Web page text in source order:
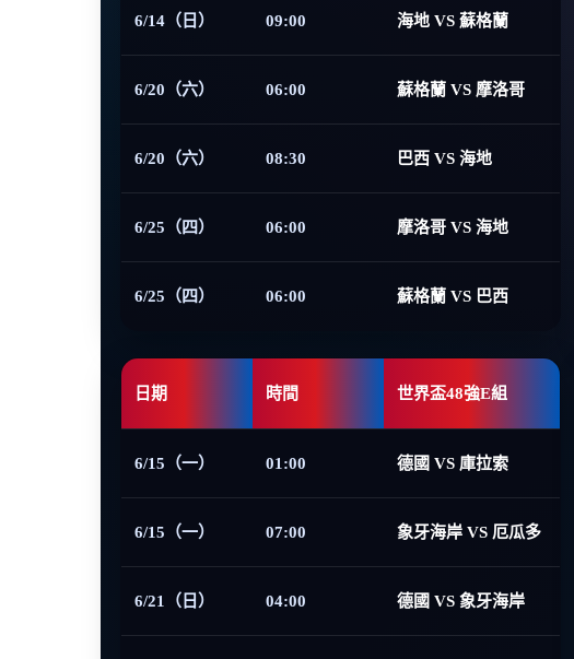
6/14（日） 09:00 海地 VS 蘇格蘭
6/20（六） 06:00 蘇格蘭 VS 摩洛哥
6/20（六） 08:30 巴西 VS 海地
6/25（四） 06:00 摩洛哥 VS 海地
6/25（四） 06:00 蘇格蘭 VS 巴西
日期 時間 世界盃48強E組
6/15（一） 01:00 德國 VS 庫拉索
6/15（一） 07:00 象牙海岸 VS 厄瓜多
6/21（日） 04:00 德國 VS 象牙海岸